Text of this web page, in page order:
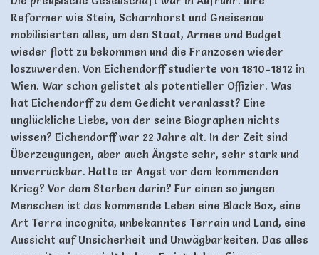
Reformer wie Stein, Scharnhorst und Gneisenau
mobilisierten alles, um den Staat, Armee und Budget
wieder flott zu bekommen und die Franzosen wieder
loszuwerden. Von Eichendorff studierte von 1810-1812 in
Wien. War schon gelistet als potentieller Offizier. Was
hat Eichendorff zu dem Gedicht veranlasst? Eine
unglückliche Liebe, von der seine Biographen nichts
wissen? Eichendorff war 22 Jahre alt. In der Zeit sind
Überzeugungen, aber auch Ängste sehr, sehr stark und
unverrückbar. Hatte er Angst vor dem kommenden
Krieg? Vor dem Sterben darin? Für einen so jungen
Menschen ist das kommende Leben eine Black Box, eine
Art Terra incognita, unbekanntes Terrain und Land, eine
Aussicht auf Unsicherheit und Unwägbarkeiten. Das alles